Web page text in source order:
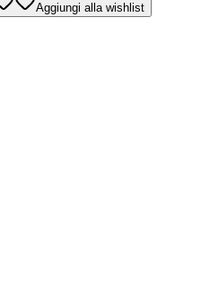
Aggiungi alla wishlist